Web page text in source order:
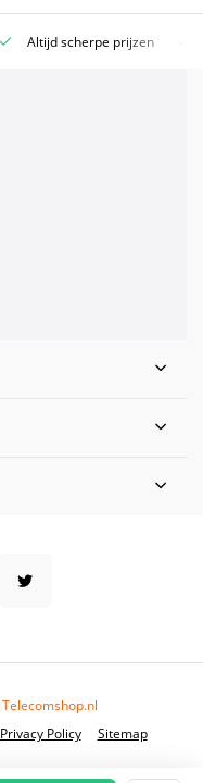
Altijd scherpe prijzen
Privacy Policy Sitemap
Telecomshop.nl